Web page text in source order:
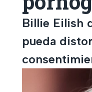
Billie Eilish
pueda